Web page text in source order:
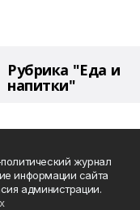
Рубрика "Еда и
напитки"
журнал
информации сайта
администрации.